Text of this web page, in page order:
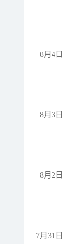
8月4日
8月3日
8月2日
7月31日